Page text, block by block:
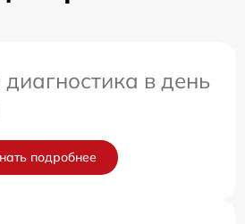
в день
подробнее